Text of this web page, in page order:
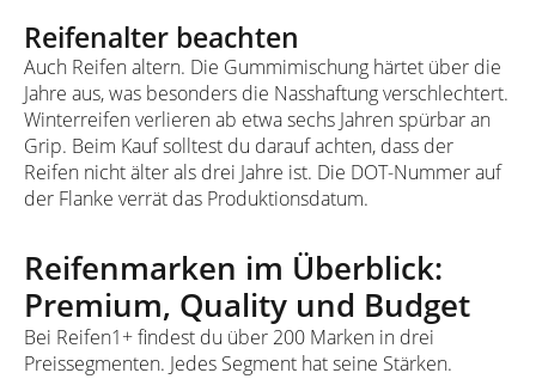
Reifenalter beachten
Auch Reifen altern. Die Gummimischung härtet über die
Jahre aus, was besonders die Nasshaftung verschlechtert.
Winterreifen verlieren ab etwa sechs Jahren spürbar an
Grip. Beim Kauf solltest du darauf achten, dass der
Reifen nicht älter als drei Jahre ist. Die DOT-Nummer auf
der Flanke verrät das Produktionsdatum.
Reifenmarken im Überblick:
Premium, Quality und Budget
Bei Reifen1+ findest du über 200 Marken in drei
Preissegmenten. Jedes Segment hat seine Stärken.